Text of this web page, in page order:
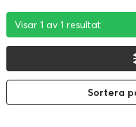
Visar 1 av 1 resultat
Visar 1 av 1 resultat
Visar 1 av 1 resultat
Sortera